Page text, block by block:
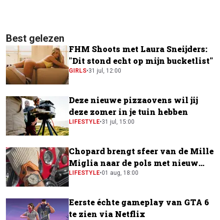
Best gelezen
FHM Shoots met Laura Sneijders:
"Dit stond echt op mijn bucketlist"
GIRLS•31 jul, 12:00
Deze nieuwe pizzaovens wil jij
deze zomer in je tuin hebben
LIFESTYLE•31 jul, 15:00
Chopard brengt sfeer van de Mille
Miglia naar de pols met nieuw
horloge
LIFESTYLE•01 aug, 18:00
Eerste échte gameplay van GTA 6
te zien via Netflix